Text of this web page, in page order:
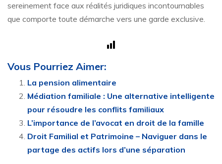
sereinement face aux réalités juridiques incontournables
que comporte toute démarche vers une garde exclusive.
Vous Pourriez Aimer:
La pension alimentaire
Médiation familiale : Une alternative intelligente
pour résoudre les conflits familiaux
L’importance de l’avocat en droit de la famille
Droit Familial et Patrimoine – Naviguer dans le
partage des actifs lors d’une séparation